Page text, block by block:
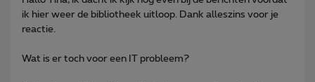
ik hier weer de bibliotheek uitloop. Dank alleszins voor je
reactie.
Wat is er toch voor een IT probleem?